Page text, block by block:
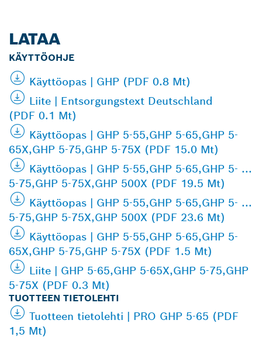
LATAA
KÄYTTÖOHJE
Käyttöopas | GHP (PDF 0.8 Mt)
Liite | Entsorgungstext Deutschland
(PDF 0.1 Mt)
Käyttöopas | GHP 5-55,GHP 5-65,GHP 5-
65X,GHP 5-75,GHP 5-75X (PDF 15.0 Mt)
Käyttöopas | GHP 5-55,GHP 5-65,GHP 5- ...
5-75,GHP 5-75X,GHP 500X (PDF 19.5 Mt)
Käyttöopas | GHP 5-55,GHP 5-65,GHP 5- ...
5-75,GHP 5-75X,GHP 500X (PDF 23.6 Mt)
Käyttöopas | GHP 5-55,GHP 5-65,GHP 5-
65X,GHP 5-75,GHP 5-75X (PDF 1.5 Mt)
Liite | GHP 5-65,GHP 5-65X,GHP 5-75,GHP
5-75X (PDF 0.3 Mt)
TUOTTEEN TIETOLEHTI
Tuotteen tietolehti | PRO GHP 5-65 (PDF
1,5 Mt)